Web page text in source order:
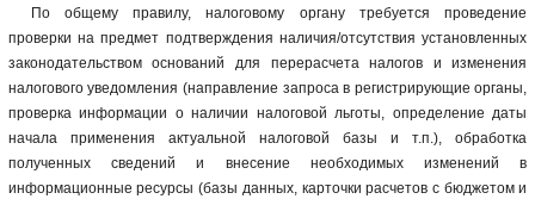
По общему правилу, налоговому органу требуется проведение
проверки на предмет подтверждения наличия/отсутствия установленных
законодательством оснований для перерасчета налогов и изменения
налогового уведомления (направление запроса в регистрирующие органы,
проверка информации о наличии налоговой льготы, определение даты
начала применения актуальной налоговой базы и т.п.), обработка
полученных сведений и внесение необходимых изменений в
информационные ресурсы (базы данных, карточки расчетов с бюджетом и